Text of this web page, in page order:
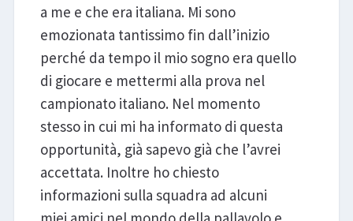
a me e che era italiana. Mi sono
emozionata tantissimo fin dall’inizio
perché da tempo il mio sogno era quello
di giocare e mettermi alla prova nel
campionato italiano. Nel momento
stesso in cui mi ha informato di questa
opportunità, già sapevo già che l’avrei
accettata. Inoltre ho chiesto
informazioni sulla squadra ad alcuni